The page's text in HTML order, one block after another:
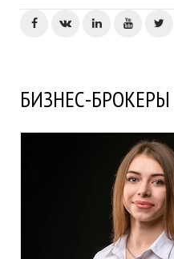
БИЗНЕС-БРОКЕРЫ